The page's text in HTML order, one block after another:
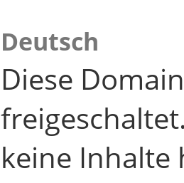
Deutsch
Diese
keine Inhalte